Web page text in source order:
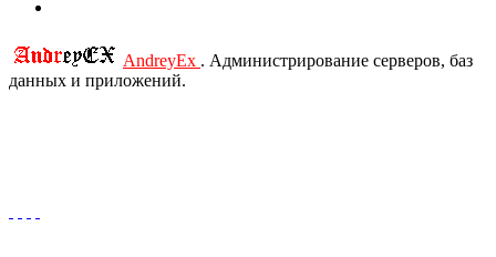
AndreyEx . Администрирование серверов, баз
данных и приложений.